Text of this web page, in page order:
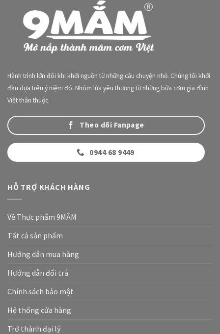
Hành trình lớn đôi khi khởi nguồn từ những câu chuyện nhỏ. Chúng tôi khởi
đầu dựa trên ý niệm đó: Nhóm lửa yêu thương từ những bữa cơm gia đình
Việt thân thuộc.
Theo dõi Fanpage
0944 68 9449
HỖ TRỢ KHÁCH HÀNG
Về Thực phẩm 9MẮM
Tất cả sản phẩm
Hướng dẫn mua hàng
Hướng dẫn đổi trả
Chính sách bảo mật
Hệ thống cửa hàng
Trở thành đại lý